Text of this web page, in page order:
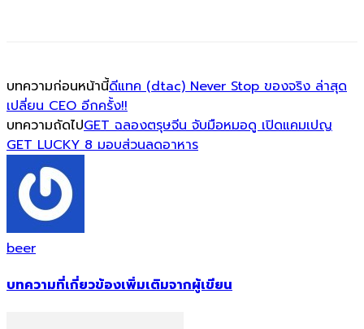
บทความก่อนหน้านี้ดีแทค (dtac) Never Stop ของจริง ล่าสุด
เปลี่ยน CEO อีกครั้ง!!
บทความถัดไปGET ฉลองตรุษจีน จับมือหมอดู เปิดแคมเปญ
GET LUCKY 8 มอบส่วนลดอาหาร
beer
บทความที่เกี่ยวข้องเพิ่มเติมจากผู้เขียน